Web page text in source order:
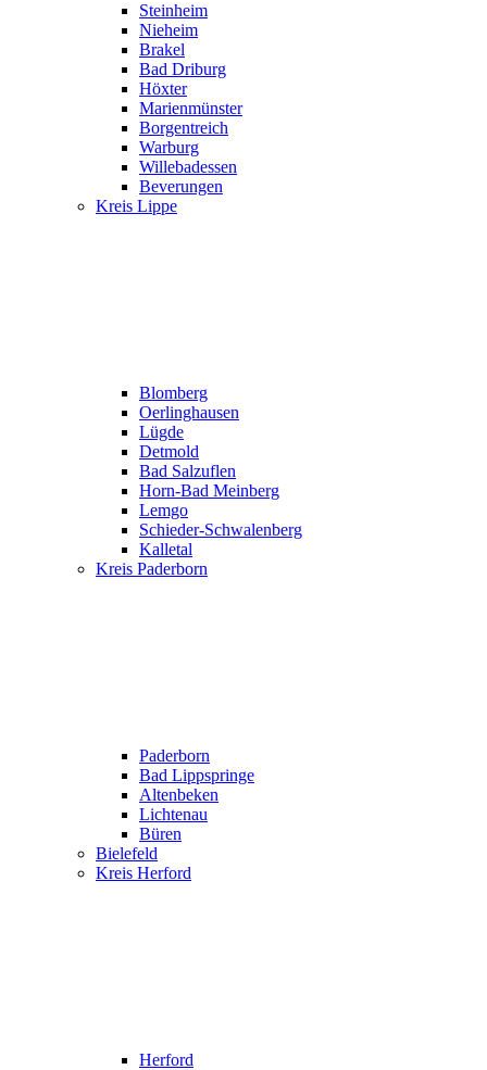
Steinheim
Nieheim
Brakel
Bad Driburg
Höxter
Marienmünster
Borgentreich
Warburg
Willebadessen
Beverungen
Kreis Lippe
Blomberg
Oerlinghausen
Lügde
Detmold
Bad Salzuflen
Horn-Bad Meinberg
Lemgo
Schieder-Schwalenberg
Kalletal
Kreis Paderborn
Paderborn
Bad Lippspringe
Altenbeken
Lichtenau
Büren
Bielefeld
Kreis Herford
Herford